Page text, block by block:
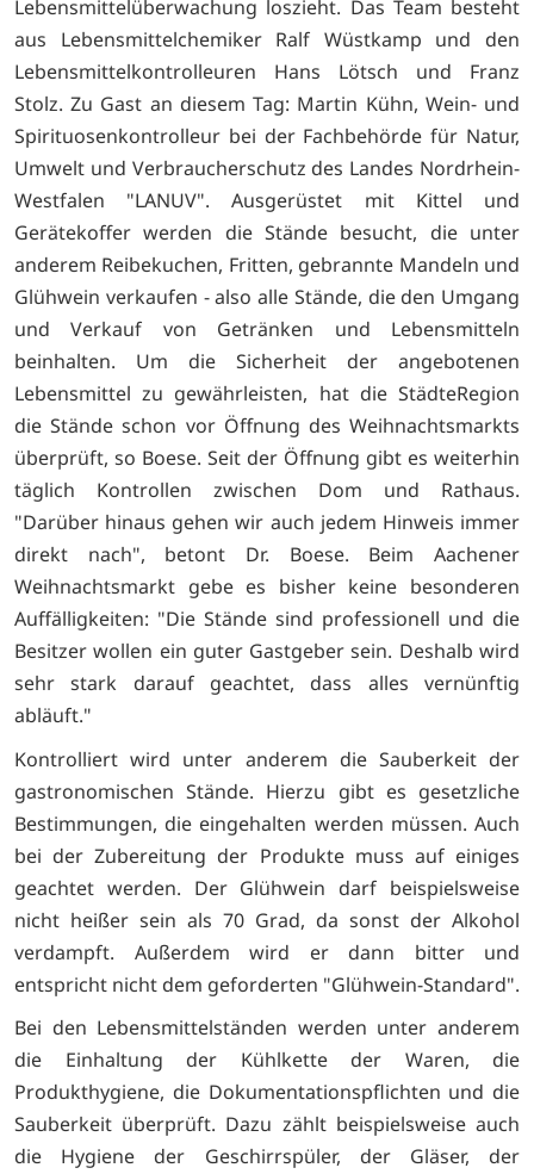
Lebensmittelüberwachung loszieht. Das Team besteht
aus Lebensmittelchemiker Ralf Wüstkamp und den
Lebensmittelkontrolleuren Hans Lötsch und Franz
Stolz. Zu Gast an diesem Tag: Martin Kühn, Wein- und
Spirituosenkontrolleur bei der Fachbehörde für Natur,
Umwelt und Verbraucherschutz des Landes Nordrhein-
Westfalen "LANUV". Ausgerüstet mit Kittel und
Gerätekoffer werden die Stände besucht, die unter
anderem Reibekuchen, Fritten, gebrannte Mandeln und
Glühwein verkaufen - also alle Stände, die den Umgang
und Verkauf von Getränken und Lebensmitteln
beinhalten. Um die Sicherheit der angebotenen
Lebensmittel zu gewährleisten, hat die StädteRegion
die Stände schon vor Öffnung des Weihnachtsmarkts
überprüft, so Boese. Seit der Öffnung gibt es weiterhin
täglich Kontrollen zwischen Dom und Rathaus.
"Darüber hinaus gehen wir auch jedem Hinweis immer
direkt nach", betont Dr. Boese. Beim Aachener
Weihnachtsmarkt gebe es bisher keine besonderen
Auffälligkeiten: "Die Stände sind professionell und die
Besitzer wollen ein guter Gastgeber sein. Deshalb wird
sehr stark darauf geachtet, dass alles vernünftig
abläuft."
Kontrolliert wird unter anderem die Sauberkeit der
gastronomischen Stände. Hierzu gibt es gesetzliche
Bestimmungen, die eingehalten werden müssen. Auch
bei der Zubereitung der Produkte muss auf einiges
geachtet werden. Der Glühwein darf beispielsweise
nicht heißer sein als 70 Grad, da sonst der Alkohol
verdampft. Außerdem wird er dann bitter und
entspricht nicht dem geforderten "Glühwein-Standard".
Bei den Lebensmittelständen werden unter anderem
die Einhaltung der Kühlkette der Waren, die
Produkthygiene, die Dokumentationspflichten und die
Sauberkeit überprüft. Dazu zählt beispielsweise auch
die Hygiene der Geschirrspüler, der Gläser, der